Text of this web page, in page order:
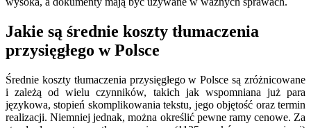
Jakie są średnie koszty tłumaczenia
przysięgłego w Polsce
Średnie koszty tłumaczenia przysięgłego w Polsce są zróżnicowane
i zależą od wielu czynników, takich jak wspomniana już para
językowa, stopień skomplikowania tekstu, jego objętość oraz termin
realizacji. Niemniej jednak, można określić pewne ramy cenowe. Za